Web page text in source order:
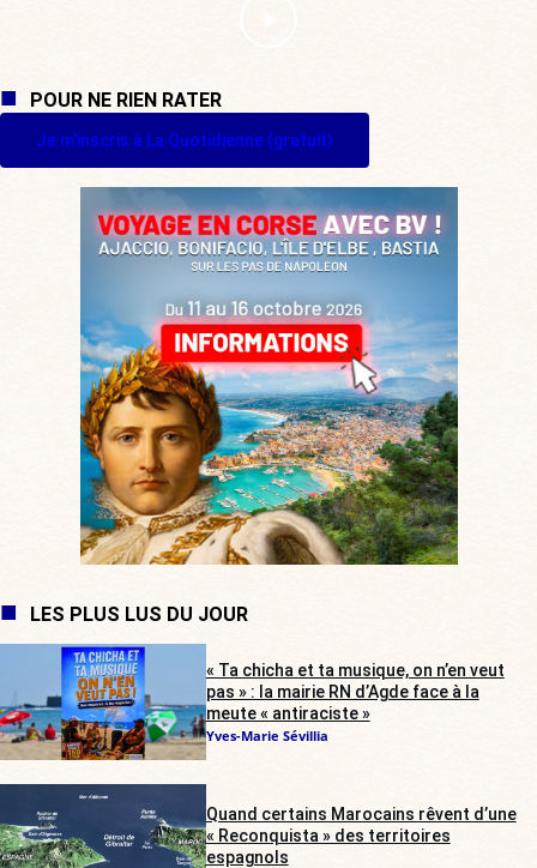
POUR NE RIEN RATER
Je m'inscris à La Quotidienne (gratuit)
LES PLUS LUS DU JOUR
« Ta chicha et ta musique, on n’en veut
pas » : la mairie RN d’Agde face à la
meute « antiraciste »
Yves-Marie Sévillia
Quand certains Marocains rêvent d’une
« Reconquista » des territoires
espagnols